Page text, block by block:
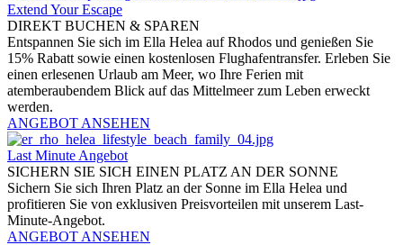
Extend Your Escape
DIREKT BUCHEN & SPAREN
Entspannen Sie sich im Ella Helea auf Rhodos und genießen Sie
15% Rabatt sowie einen kostenlosen Flughafentransfer. Erleben Sie
einen erlesenen Urlaub am Meer, wo Ihre Ferien mit
atemberaubendem Blick auf das Mittelmeer zum Leben erweckt
werden.
ANGEBOT ANSEHEN
Last Minute Angebot
SICHERN SIE SICH EINEN PLATZ AN DER SONNE
Sichern Sie sich Ihren Platz an der Sonne im Ella Helea und
profitieren Sie von exklusiven Preisvorteilen mit unserem Last-
Minute-Angebot.
ANGEBOT ANSEHEN